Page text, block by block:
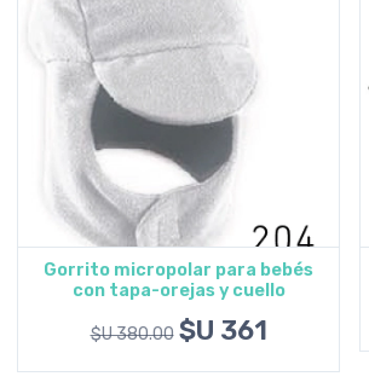
Agregar al carrito
Gorrito micropolar para bebés
con tapa-orejas y cuello
$U 380.00 $U 361